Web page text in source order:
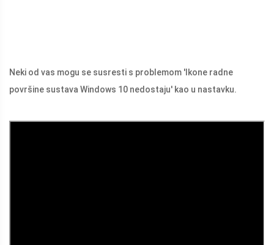
Neki od vas mogu se susresti s problemom 'Ikone radne
površine sustava Windows 10 nedostaju' kao u nastavku.